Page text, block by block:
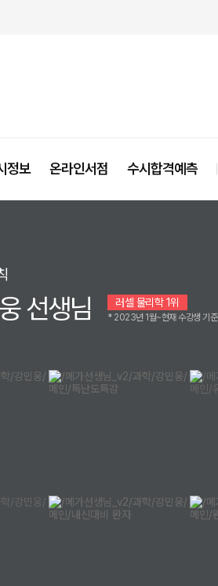
정보 온라인서점 수시합격예측
선생님 러셀 물리학 1위
* 2023년 1월~현재 수강생 기준